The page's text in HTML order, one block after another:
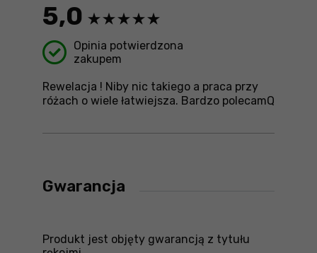
5,0
Opinia potwierdzona
zakupem
Rewelacja ! Niby nic takiego a praca przy
różach o wiele łatwiejsza. Bardzo polecamQ
Gwarancja
Produkt jest objęty gwarancją z tytułu